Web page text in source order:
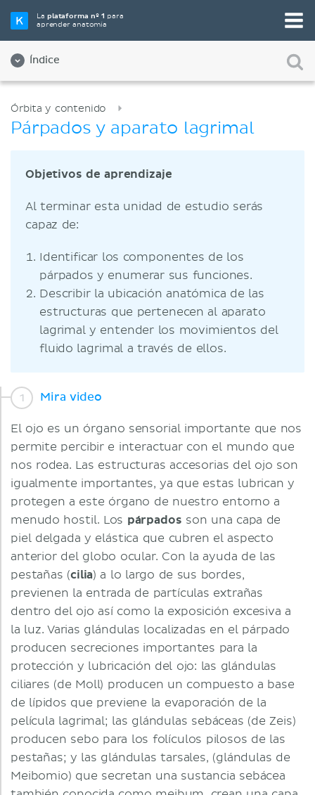
Laplataforma nº 1 para
aprender anatomía
Índice
Órbita y contenido
Párpados y aparato lagrimal
Objetivos de aprendizaje
Al terminar esta unidad de estudio serás
capaz de:
Identificar los componentes de los
párpados y enumerar sus funciones.
Describir la ubicación anatómica de las
estructuras que pertenecen al aparato
lagrimal y entender los movimientos del
fluido lagrimal a través de ellos.
Mira video
El ojo es un órgano sensorial importante que nos
permite percibir e interactuar con el mundo que
nos rodea. Las estructuras accesorias del ojo son
igualmente importantes, ya que estas lubrican y
protegen a este órgano de nuestro entorno a
menudo hostil. Los párpados son una capa de
piel delgada y elástica que cubren el aspecto
anterior del globo ocular. Con la ayuda de las
pestañas (cilia) a lo largo de sus bordes,
previenen la entrada de partículas extrañas
dentro del ojo así como la exposición excesiva a
la luz. Varias glándulas localizadas en el párpado
producen secreciones importantes para la
protección y lubricación del ojo: las glándulas
ciliares (de Moll) producen un compuesto a base
de lípidos que previene la evaporación de la
película lagrimal; las glándulas sebáceas (de Zeis)
producen sebo para los folículos pilosos de las
pestañas; y las glándulas tarsales, (glándulas de
Meibomio) que secretan una sustancia sebácea